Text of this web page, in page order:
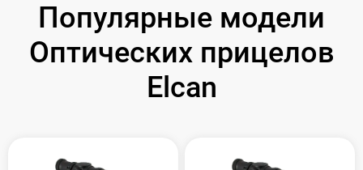
Популярные модели
Оптических прицелов
Elcan